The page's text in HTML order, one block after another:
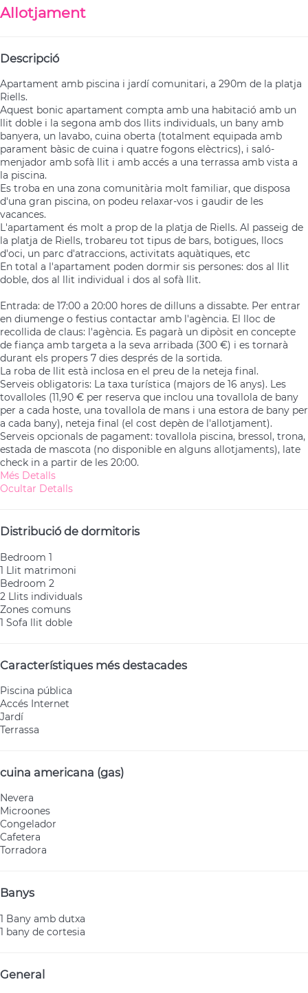
Allotjament
Descripció
Apartament amb piscina i jardí comunitari, a 290m de la platja
Riells.
Aquest bonic apartament compta amb una habitació amb un
llit doble i la segona amb dos llits individuals, un bany amb
banyera, un lavabo, cuina oberta (totalment equipada amb
parament bàsic de cuina i quatre fogons elèctrics), i saló-
menjador amb sofà llit i amb accés a una terrassa amb vista a
la piscina.
Es troba en una zona comunitària molt familiar, que disposa
d'una gran piscina, on podeu relaxar-vos i gaudir de les
vacances.
L'apartament és molt a prop de la platja de Riells. Al passeig de
la platja de Riells, trobareu tot tipus de bars, botigues, llocs
d'oci, un parc d'atraccions, activitats aquàtiques, etc
En total a l'apartament poden dormir sis persones: dos al llit
doble, dos al llit individual i dos al sofà llit.
Entrada: de 17:00 a 20:00 hores de dilluns a dissabte. Per entrar
en diumenge o festius contactar amb l'agència. El lloc de
recollida de claus: l'agència. Es pagarà un dipòsit en concepte
de fiança amb targeta a la seva arribada (300 €) i es tornarà
durant els propers 7 dies després de la sortida.
La roba de llit està inclosa en el preu de la neteja final.
Serveis obligatoris: La taxa turística (majors de 16 anys). Les
tovalloles (11,90 € per reserva que inclou una tovallola de bany
per a cada hoste, una tovallola de mans i una estora de bany per
a cada bany), neteja final (el cost depèn de l'allotjament).
Serveis opcionals de pagament: tovallola piscina, bressol, trona,
estada de mascota (no disponible en alguns allotjaments), late
check in a partir de les 20:00.
Més Detalls
Ocultar Detalls
Distribució de dormitoris
Bedroom 1
1 Llit matrimoni
Bedroom 2
2 Llits individuals
Zones comuns
1 Sofa llit doble
Característiques més destacades
Piscina pública
Accés Internet
Jardí
Terrassa
cuina americana (gas)
Nevera
Microones
Congelador
Cafetera
Torradora
Banys
1 Bany amb dutxa
1 bany de cortesia
General